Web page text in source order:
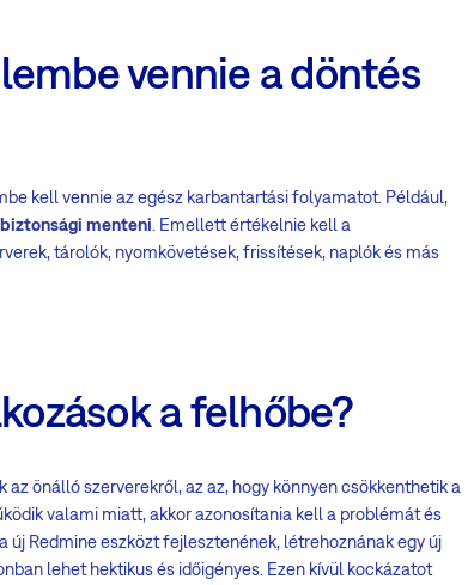
vennie a döntés
kell vennie az egész karbantartási folyamatot. Például,
menteni. Emellett értékelnie kell a
tárolók, nyomkövetések, frissítések, naplók és más
a felhőbe?
önálló szerverekről, az az, hogy könnyen csökkenthetik a
valami miatt, akkor azonosítania kell a problémát és
Redmine eszközt fejlesztenének, létrehoznának egy új
lehet hektikus és időigényes. Ezen kívül kockázatot